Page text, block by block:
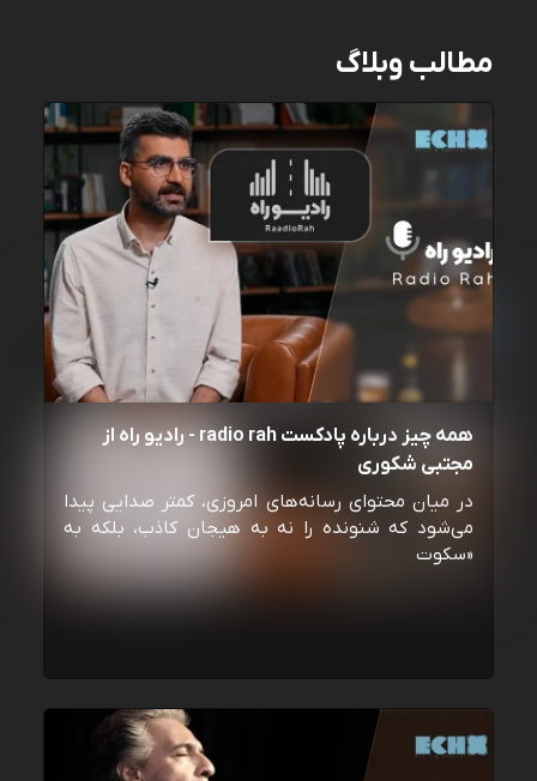
مطالب وبلاگ
همه چیز درباره پادکست radio rah - رادیو راه از
مجتبی شکوری
در میان محتوای رسانه‌های امروزی، کمتر صدایی پیدا
می‌شود که شنونده را نه به هیجان کاذب، بلکه به
«سکوت